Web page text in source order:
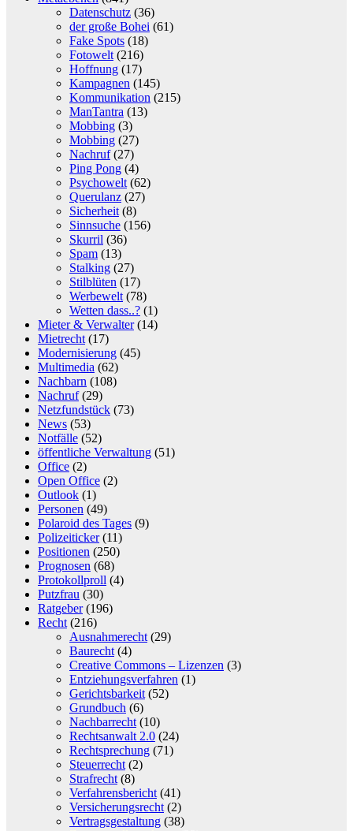
Datenschutz (36)
der große Bohei (61)
Fake Spots (18)
Fotowelt (216)
Hoffnung (17)
Kampagnen (145)
Kommunikation (215)
ManTantra (13)
Mobbing (3)
Mobbing (27)
Nachruf(27)
Ping Pong (4)
Psychowelt (62)
Querulanz (27)
Sicherheit (8)
Sinnsuche (156)
Skurril (36)
Spam (13)
Stalking (27)
Stilblüten (17)
Werbewelt (78)
Wetten dass..? (1)
Mieter & Verwalter(14)
Mietrecht (17)
Modernisierung (45)
Multimedia (62)
Nachbarn (108)
Nachruf(29)
Netzfundstück (73)
News (53)
Notfälle (52)
öffentliche Verwaltung (51)
Office (2)
Open Office (2)
Outlook (1)
Personen (49)
Polaroid des Tages (9)
Polizeiticker(11)
Positionen (250)
Prognosen (68)
Protokollproll (4)
Putzfrau (30)
Ratgeber(196)
Recht (216)
Ausnahmerecht (29)
Baurecht (4)
Creative Commons – Lizenzen (3)
Entziehungsverfahren (1)
Gerichtsbarkeit (52)
Grundbuch (6)
Nachbarrecht (10)
Rechtsanwalt 2.0 (24)
Rechtsprechung (71)
Steuerrecht (2)
Strafrecht (8)
Verfahrensbericht (41)
Versicherungsrecht (2)
Vertragsgestaltung (38)